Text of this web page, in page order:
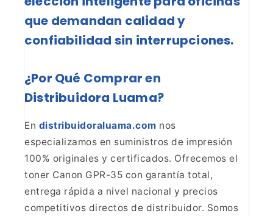
que demandan calidad y
confiabilidad sin interrupciones.
¿Por Qué Comprar en
Distribuidora Luama?
En distribuidoraluama.com nos
especializamos en suministros de impresión
100% originales y certificados. Ofrecemos el
toner Canon GPR-35 con garantía total,
entrega rápida a nivel nacional y precios
competitivos directos de distribuidor. Somos